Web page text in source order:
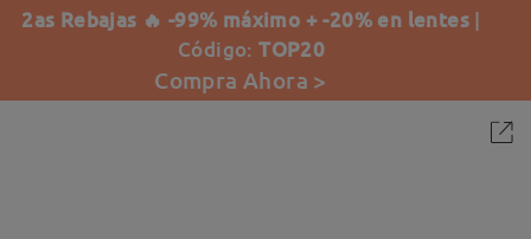
2as Rebajas 🔥 -99% máximo + -20% en lentes |
Código:TOP20
Compra Ahora >